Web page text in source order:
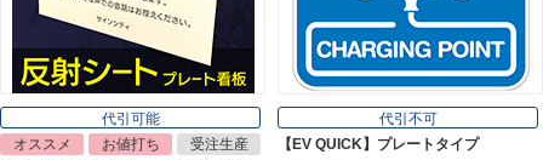
看板照明
Lighting Equipment
代引可能
オススメ
お値打ち
受注生産
代引不可
【EV QUICK】プレートタイプ